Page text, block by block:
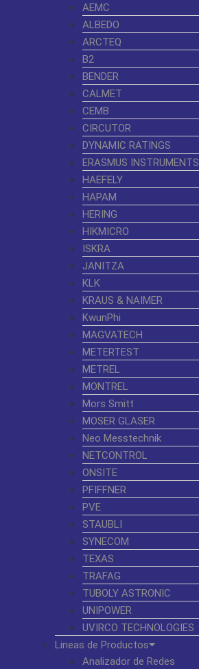
AEMC
ALBEDO
ARCTEQ
B2
BENDER
CALMET
CEMB
CIRCUTOR
DYNAMIC RATINGS
ERASMUS INSTRUMENTS
HAEFELY
HAPAM
HERING
HIKMICRO
ISKRA
JANITZA
KLK
KRAUS & NAIMER
KwunPhi
MAGVATECH
METERTEST
METREL
MONTREL
Mors Smitt
MOSER GLASER
Neo Messtechnik
NETCONTROL
ONSITE
PFIFFNER
PVE
STAUBLI
SYNECOM
TEXAS
TRAFAG
TUBOLY ASTRONIC
UNIPOWER
UVIRCO TECHNOLOGIES
Lineas de Productos
Analizador de Redes